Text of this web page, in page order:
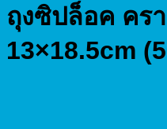
ถุงซิปล็อค คร
13×18.5cm